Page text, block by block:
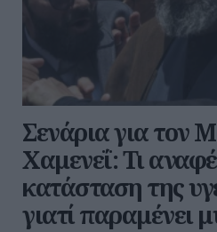
Σενάρια για τον
Χαμενεΐ: Τι
κατάσταση της
γιατί παραμένει